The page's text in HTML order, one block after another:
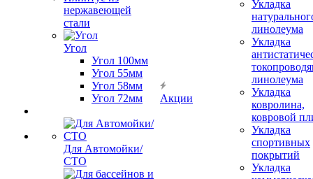
нержавеющей
стали
Угол
Угол 100мм
Угол 55мм
Угол 58мм
Угол 72мм
Для Автомойки/
СТО
Акции
Укладка
линолеума
Укладка
линолеума
Укладка
ковролина,
ковровой
Укладка
спортивных
покрытий
Укладка